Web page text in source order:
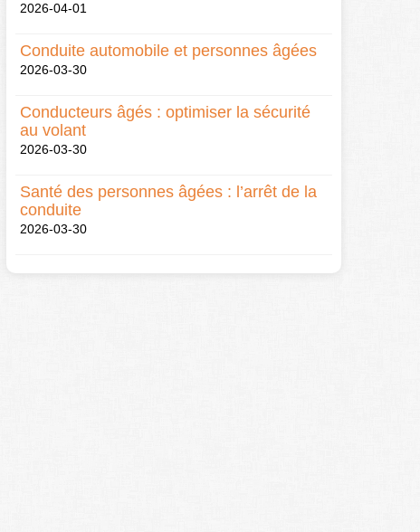
2026-04-01
Conduite automobile et personnes âgées
2026-03-30
Conducteurs âgés : optimiser la sécurité
au volant
2026-03-30
Santé des personnes âgées : l’arrêt de la
conduite
2026-03-30